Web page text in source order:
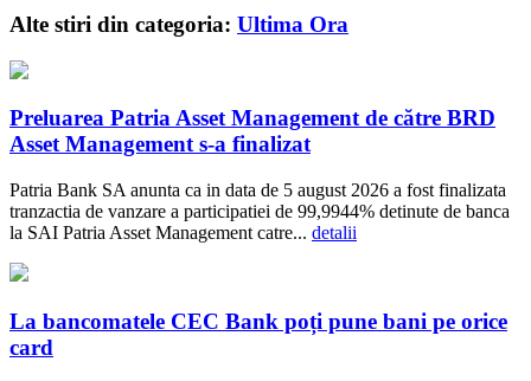
Alte stiri din categoria: Ultima Ora
Preluarea Patria Asset Management de către BRD
Asset Management s-a finalizat
Patria Bank SA anunta ca in data de 5 august 2026 a fost finalizata
tranzactia de vanzare a participatiei de 99,9944% detinute de banca
la SAI Patria Asset Management catre... detalii
La bancomatele CEC Bank poți pune bani pe orice
card